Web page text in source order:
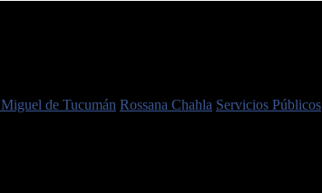
de Tucumán Rossana Chahla Servicios Públicos